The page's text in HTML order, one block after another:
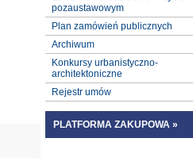
pozaustawowym
Plan zamówień publicznych
Archiwum
Konkursy urbanistyczno-
architektoniczne
Rejestr umów
PLATFORMA ZAKUPOWA »